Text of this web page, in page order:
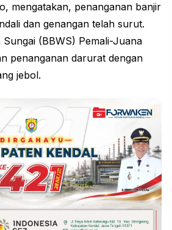
mengatakan, penanganan banjir
dan genangan telah surut.
Sungai (BBWS) Pemali-Juana
penanganan darurat dengan
jebol.